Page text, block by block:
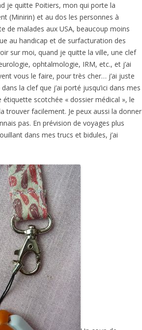
je quitte Poitiers, mon qui porte la
(Minirin) et au dos les personnes à
de malades aux USA, beaucoup moins
au handicap et de surfacturation des
sur moi, quand je quitte la ville, une clef
ophtalmologie, IRM, etc., et j’ai
vous le faire, pour très cher… j’ai juste
la clef que j’ai porté jusqu’ici dans mes
scotchée « dossier médical », le
trouver facilement. Je peux aussi la donner
pas. En prévision de voyages plus
dans mes trucs et bidules, j’ai